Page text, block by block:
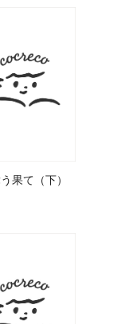
果て（下）